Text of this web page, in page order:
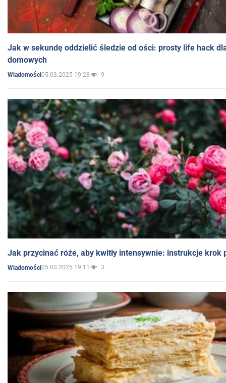
Jak w sekundę oddzielić śledzie od ości: prosty life hack
domowych
Wiadomości05.03.2025 19:28 9
Jak przycinać róże, aby kwitły intensywnie: instrukcje krok
Wiadomości05.03.2025 19:11 3